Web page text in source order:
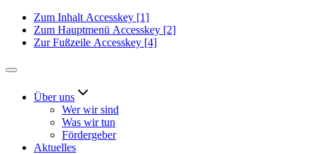
Zum Inhalt Accesskey [1]
Zum Hauptmenü Accesskey [2]
Zur Fußzeile Accesskey [4]
Über uns
Wer wir sind
Was wir tun
Fördergeber
Aktuelles